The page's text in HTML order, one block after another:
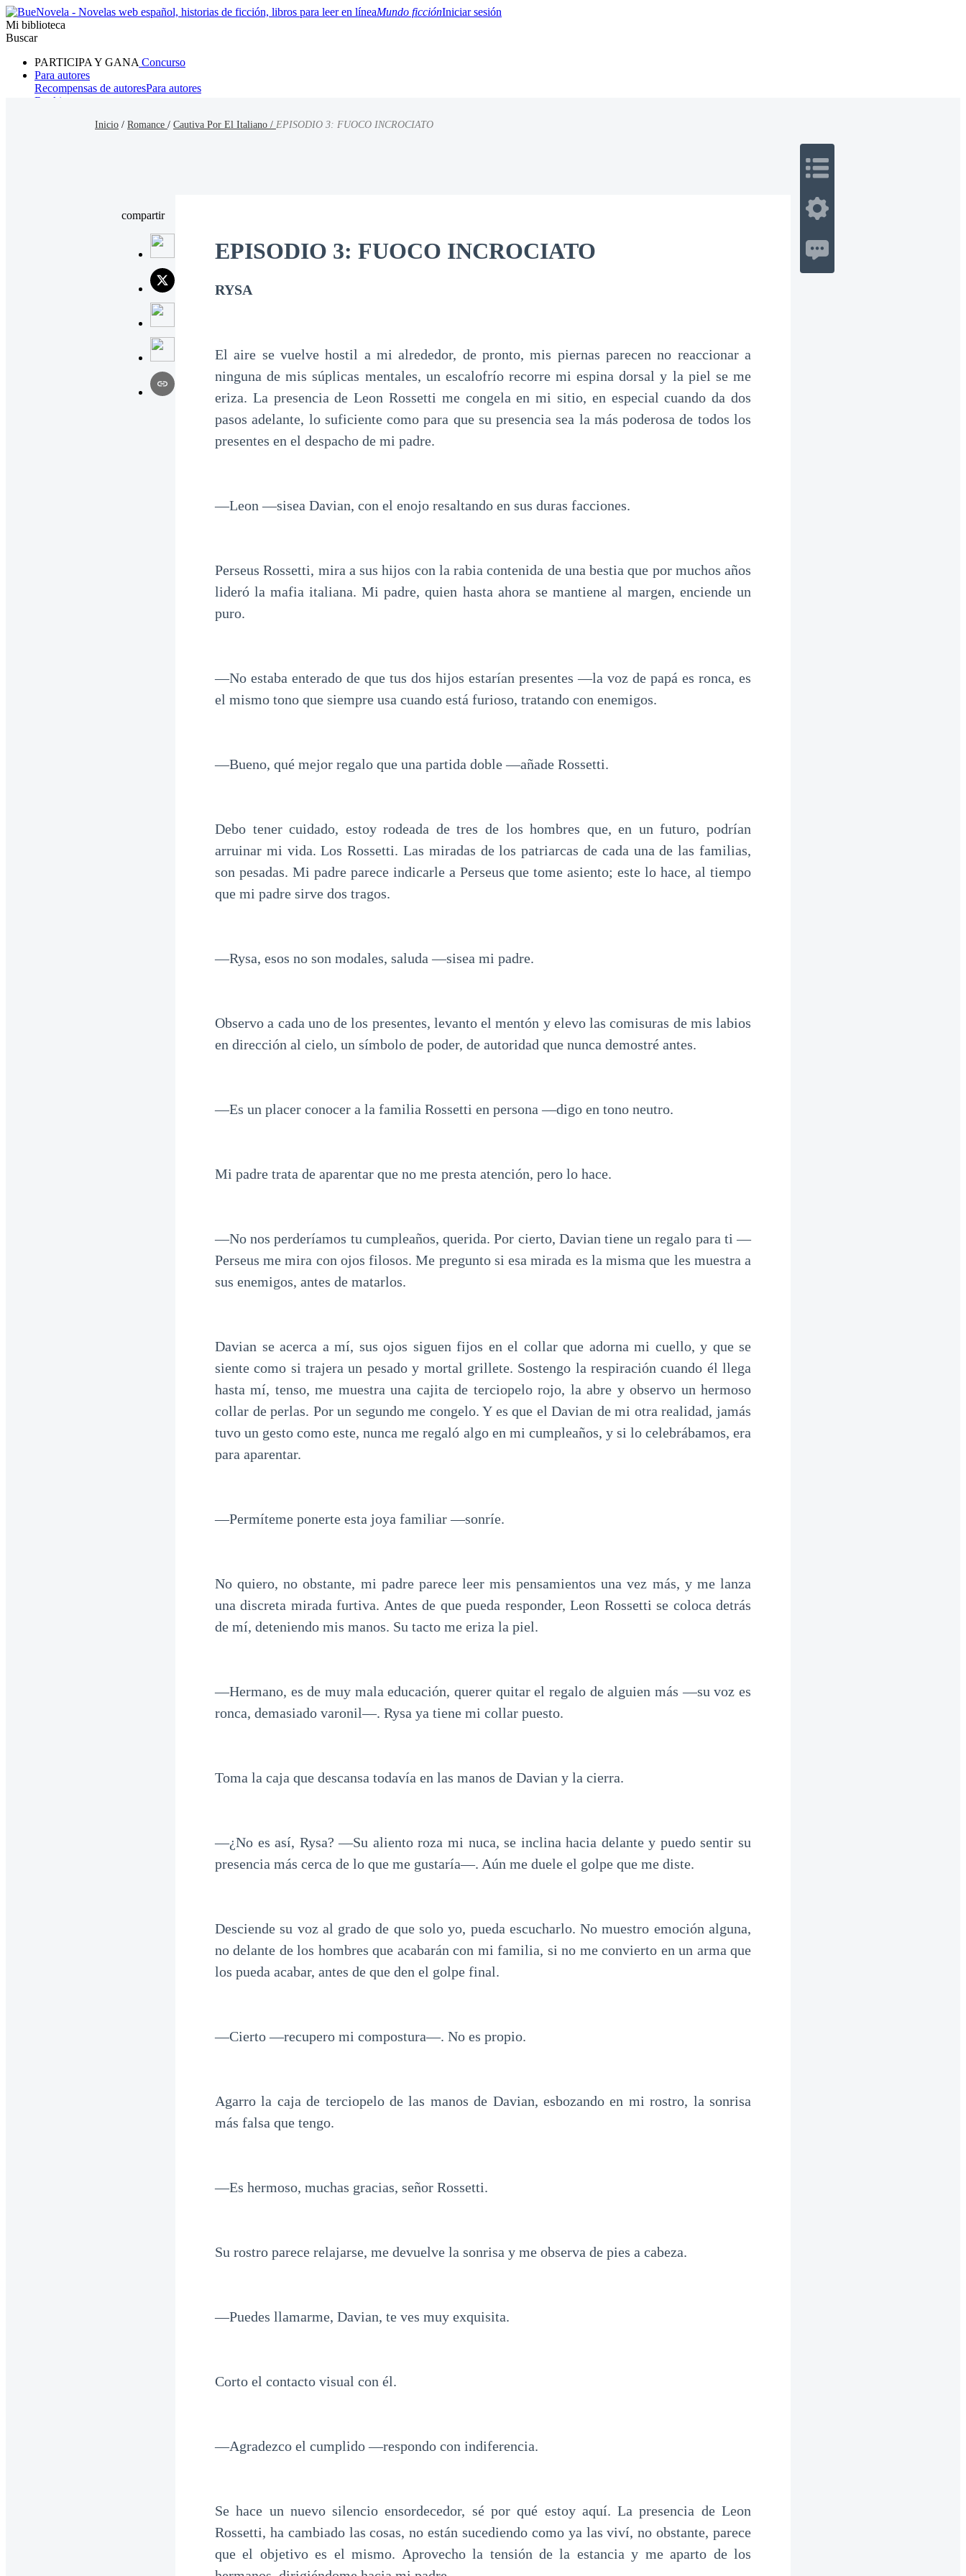
Mundo ficciónIniciar sesión
Mi biblioteca
Buscar
PARTICIPA Y GANA Concurso
Para autores
Recompensas de autoresPara autores
Ranking
Inicio / Romance / Cautiva Por El Italiano / EPISODIO 3: FUOCO INCROCIATO
compartir
EPISODIO 3: FUOCO INCROCIATO
RYSA
El aire se vuelve hostil a mi alrededor, de pronto, mis piernas parecen no reaccionar a
ninguna de mis súplicas mentales, un escalofrío recorre mi espina dorsal y la piel se me
eriza. La presencia de Leon Rossetti me congela en mi sitio, en especial cuando da dos
pasos adelante, lo suficiente como para que su presencia sea la más poderosa de todos los
presentes en el despacho de mi padre.
—Leon —sisea Davian, con el enojo resaltando en sus duras facciones.
Perseus Rossetti, mira a sus hijos con la rabia contenida de una bestia que por muchos años
lideró la mafia italiana. Mi padre, quien hasta ahora se mantiene al margen, enciende un
puro.
—No estaba enterado de que tus dos hijos estarían presentes —la voz de papá es ronca, es
el mismo tono que siempre usa cuando está furioso, tratando con enemigos.
—Bueno, qué mejor regalo que una partida doble —añade Rossetti.
Debo tener cuidado, estoy rodeada de tres de los hombres que, en un futuro, podrían
arruinar mi vida. Los Rossetti. Las miradas de los patriarcas de cada una de las familias,
son pesadas. Mi padre parece indicarle a Perseus que tome asiento; este lo hace, al tiempo
que mi padre sirve dos tragos.
—Rysa, esos no son modales, saluda —sisea mi padre.
Observo a cada uno de los presentes, levanto el mentón y elevo las comisuras de mis labios
en dirección al cielo, un símbolo de poder, de autoridad que nunca demostré antes.
—Es un placer conocer a la familia Rossetti en persona —digo en tono neutro.
Mi padre trata de aparentar que no me presta atención, pero lo hace.
—No nos perderíamos tu cumpleaños, querida. Por cierto, Davian tiene un regalo para ti —
Perseus me mira con ojos filosos. Me pregunto si esa mirada es la misma que les muestra a
sus enemigos, antes de matarlos.
Davian se acerca a mí, sus ojos siguen fijos en el collar que adorna mi cuello, y que se
siente como si trajera un pesado y mortal grillete. Sostengo la respiración cuando él llega
hasta mí, tenso, me muestra una cajita de terciopelo rojo, la abre y observo un hermoso
collar de perlas. Por un segundo me congelo. Y es que el Davian de mi otra realidad, jamás
tuvo un gesto como este, nunca me regaló algo en mi cumpleaños, y si lo celebrábamos, era
para aparentar.
—Permíteme ponerte esta joya familiar —sonríe.
No quiero, no obstante, mi padre parece leer mis pensamientos una vez más, y me lanza
una discreta mirada furtiva. Antes de que pueda responder, Leon Rossetti se coloca detrás
de mí, deteniendo mis manos. Su tacto me eriza la piel.
—Hermano, es de muy mala educación, querer quitar el regalo de alguien más —su voz es
ronca, demasiado varonil—. Rysa ya tiene mi collar puesto.
Toma la caja que descansa todavía en las manos de Davian y la cierra.
—¿No es así, Rysa? —Su aliento roza mi nuca, se inclina hacia delante y puedo sentir su
presencia más cerca de lo que me gustaría—. Aún me duele el golpe que me diste.
Desciende su voz al grado de que solo yo, pueda escucharlo. No muestro emoción alguna,
no delante de los hombres que acabarán con mi familia, si no me convierto en un arma que
los pueda acabar, antes de que den el golpe final.
—Cierto —recupero mi compostura—. No es propio.
Agarro la caja de terciopelo de las manos de Davian, esbozando en mi rostro, la sonrisa
más falsa que tengo.
—Es hermoso, muchas gracias, señor Rossetti.
Su rostro parece relajarse, me devuelve la sonrisa y me observa de pies a cabeza.
—Puedes llamarme, Davian, te ves muy exquisita.
Corto el contacto visual con él.
—Agradezco el cumplido —respondo con indiferencia.
Se hace un nuevo silencio ensordecedor, sé por qué estoy aquí. La presencia de Leon
Rossetti, ha cambiado las cosas, no están sucediendo como ya las viví, no obstante, parece
que el objetivo es el mismo. Aprovecho la tensión de la estancia y me aparto de los